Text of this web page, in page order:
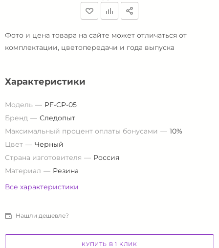
Фото и цена товара на сайте может отличаться от
комплектации, цветопередачи и года выпуска
Характеристики
Модель
PF-CP-05
Бренд
Следопыт
Максимальный процент оплаты бонусами
10%
Цвет
Черный
Страна изготовителя
Россия
Материал
Резина
Все характеристики
Нашли дешевле?
КУПИТЬ В 1 КЛИК